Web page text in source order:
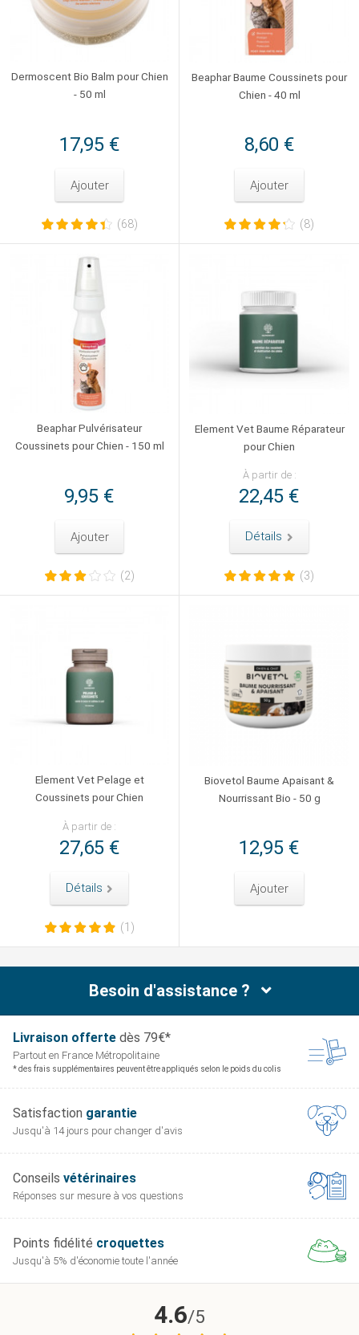
Dermoscent Bio Balm pour Chien
- 50 ml
17,95 €
Ajouter
(68)
Beaphar Baume Coussinets pour
Chien - 40 ml
8,60 €
Ajouter
(8)
Beaphar Pulvérisateur
Coussinets pour Chien - 150 ml
9,95 €
Ajouter
(2)
Element Vet Baume Réparateur
pour Chien
À partir de :
22,45 €
Détails
(3)
Element Vet Pelage et
Coussinets pour Chien
À partir de :
27,65 €
Détails
(1)
Biovetol Baume Apaisant &
Nourrissant Bio - 50 g
12,95 €
Ajouter
Besoin d'assistance ?
Livraison offerte dès 79€*
Partout en France Métropolitaine
* des frais supplémentaires peuvent être appliqués selon le poids du colis
Satisfaction garantie
Jusqu'à 14 jours pour changer d'avis
Conseils vétérinaires
Réponses sur mesure à vos questions
Points fidélité croquettes
Jusqu'à 5% d'économie toute l'année
4.6/5